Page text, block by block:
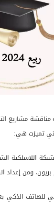
مشاريع
اللاسلكية
ومن إعداد
الذكي